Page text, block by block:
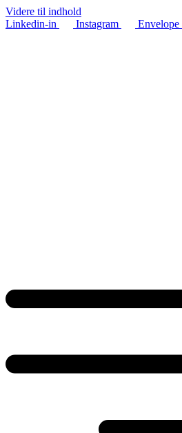
Videre til indhold
Linkedin-in
Instagram Envelope